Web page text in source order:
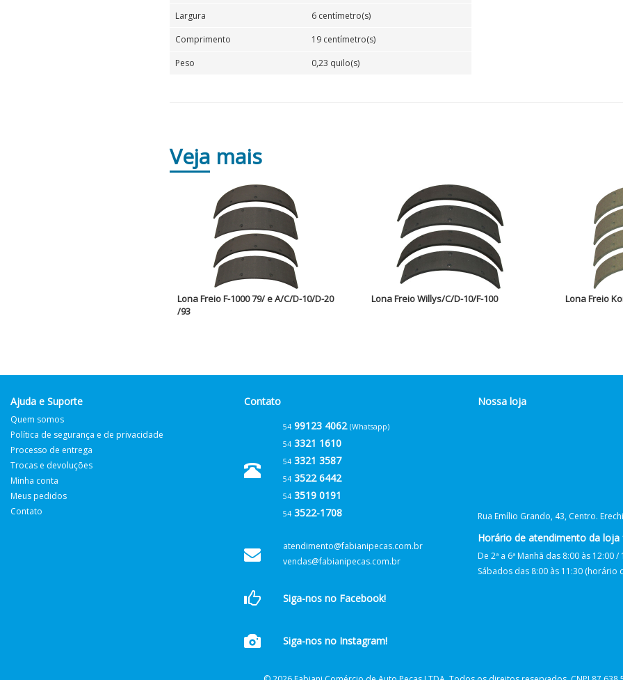
Largura
6 centímetro(s)
Comprimento
19 centímetro(s)
Peso
0,23 quilo(s)
Veja mais
Lona Freio F-1000 79/ e A/C/D-10/D-20
/93
Lona Freio Willys/C/D-10/F-100 Lona Freio
Ajuda e Suporte
Quem somos
Política de segurança e de privacidade
Processo de entrega
Trocas e devoluções
Minha conta
Meus pedidos
Contato
Contato
54 99123 4062 (Whatsapp)
54 3321 1610
54 3321 3587
54 3522 6442
54 3519 0191
54 3522-1708
atendimento@fabianipecas.com.br
vendas@fabianipecas.com.br
Siga-nos no Facebook!
Siga-nos no Instagram!
Nossa loja
Rua Emílio Grando, 43, Centro.
Horário de atendimento da loja
De 2ª a 6ª Manhã das 8:00 às 12:00 /
Sábados das 8:00 às 11:30 (horário